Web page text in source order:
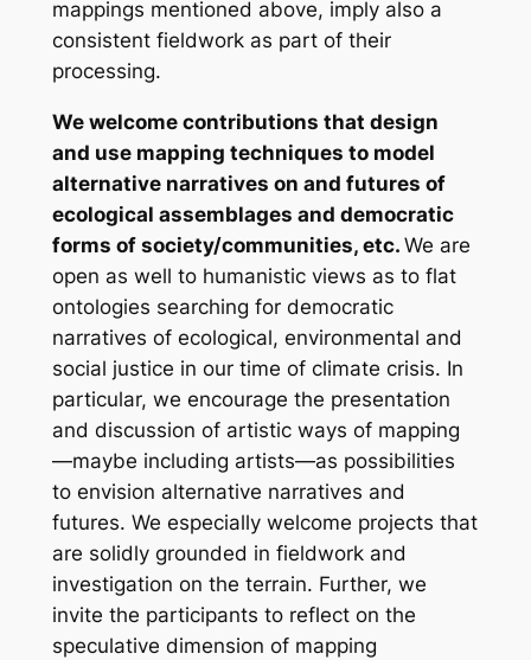
mappings mentioned above, imply also a
consistent fieldwork as part of their
processing.
We welcome contributions that design
and use mapping techniques to model
alternative narratives on and futures of
ecological assemblages and democratic
forms of society/communities, etc. We are
open as well to humanistic views as to flat
ontologies searching for democratic
narratives of ecological, environmental and
social justice in our time of climate crisis. In
particular, we encourage the presentation
and discussion of artistic ways of mapping
—maybe including artists—as possibilities
to envision alternative narratives and
futures. We especially welcome projects that
are solidly grounded in fieldwork and
investigation on the terrain. Further, we
invite the participants to reflect on the
speculative dimension of mapping